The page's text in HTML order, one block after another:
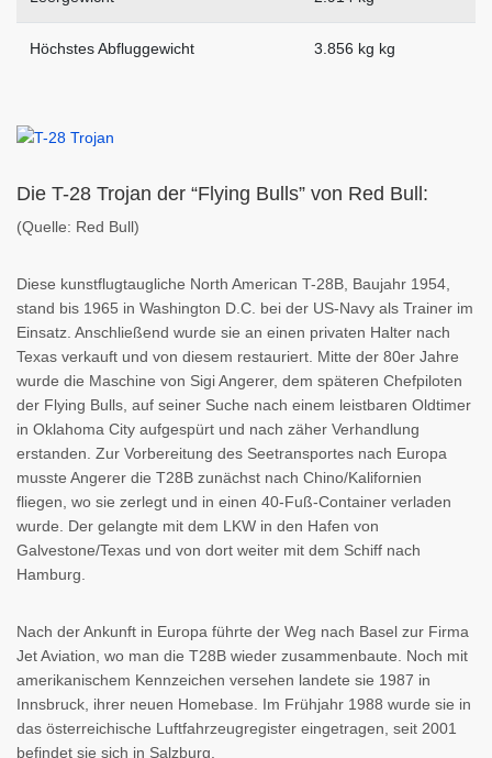
Höchstes Abfluggewicht 3.856 kg kg
Die T-28 Trojan der “Flying Bulls” von Red Bull:
(Quelle: Red Bull)
Diese kunstflugtaugliche North American T-28B, Baujahr 1954,
stand bis 1965 in Washington D.C. bei der US-Navy als Trainer im
Einsatz. Anschließend wurde sie an einen privaten Halter nach
Texas verkauft und von diesem restauriert. Mitte der 80er Jahre
wurde die Maschine von Sigi Angerer, dem späteren Chefpiloten
der Flying Bulls, auf seiner Suche nach einem leistbaren Oldtimer
in Oklahoma City aufgespürt und nach zäher Verhandlung
erstanden. Zur Vorbereitung des Seetransportes nach Europa
musste Angerer die T28B zunächst nach Chino/Kalifornien
fliegen, wo sie zerlegt und in einen 40-Fuß-Container verladen
wurde. Der gelangte mit dem LKW in den Hafen von
Galvestone/Texas und von dort weiter mit dem Schiff nach
Hamburg.
Nach der Ankunft in Europa führte der Weg nach Basel zur Firma
Jet Aviation, wo man die T28B wieder zusammenbaute. Noch mit
amerikanischem Kennzeichen versehen landete sie 1987 in
Innsbruck, ihrer neuen Homebase. Im Frühjahr 1988 wurde sie in
das österreichische Luftfahrzeugregister eingetragen, seit 2001
befindet sie sich in Salzburg.